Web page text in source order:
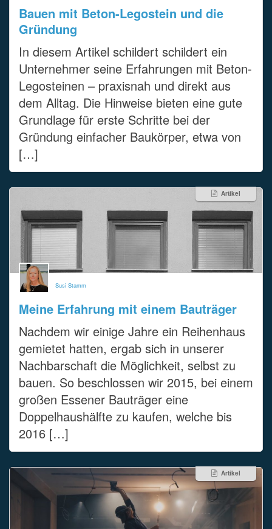
Bauen mit Beton-Legostein und die
Gründung
In diesem Artikel schildert schildert ein
Unternehmer seine Erfahrungen mit Beton-
Legosteinen – praxisnah und direkt aus
dem Alltag. Die Hinweise bieten eine gute
Grundlage für erste Schritte bei der
Gründung einfacher Baukörper, etwa von
[…]
Artikel
Susi Stamm
Meine Erfahrung mit einem Bauträger
Nachdem wir einige Jahre ein Reihenhaus
gemietet hatten, ergab sich in unserer
Nachbarschaft die Möglichkeit, selbst zu
bauen. So beschlossen wir 2015, bei einem
großen Essener Bauträger eine
Doppelhaushälfte zu kaufen, welche bis
2016 […]
Artikel